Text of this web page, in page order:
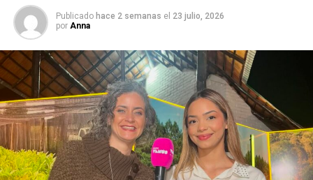
Publicado hace 2 semanas el 23 julio, 2026
por Anna